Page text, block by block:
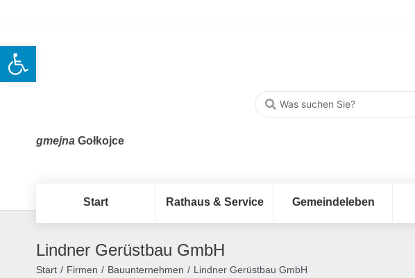
gmejna Gołkojce
Start Rathaus & Service Gemeindeleben
Lindner Gerüstbau GmbH
Start / Firmen / Bauunternehmen / Lindner Gerüstbau GmbH
Open toolbar